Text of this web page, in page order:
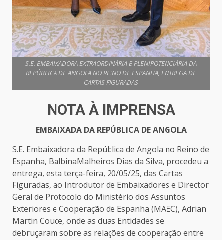
S.E. EMBAIXADORA EXTRAORDINÁRIA E PLENIPOTENCIÁRIA DA
REPÚBLICA DE ANGOLA NO REINO DE ESPANHA, ENTREGA DE
CARTAS FIGURADAS
NOTA À IMPRENSA
EMBAIXADA DA REPÚBLICA DE ANGOLA
S.E. Embaixadora da República de Angola no Reino de
Espanha, BalbinaMalheiros Dias da Silva, procedeu a
entrega, esta terça-feira, 20/05/25, das Cartas
Figuradas, ao Introdutor de Embaixadores e Director
Geral de Protocolo do Ministério dos Assuntos
Exteriores e Cooperação de Espanha (MAEC), Adrian
Martin Couce, onde as duas Entidades se
debruçaram sobre as relações de cooperação entre